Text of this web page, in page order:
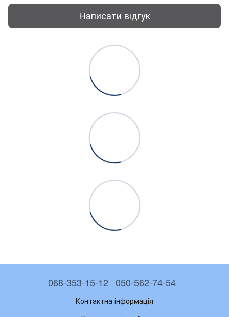
Написати відгук
068-353-15-12 050-562-74-54
Контактна інформація